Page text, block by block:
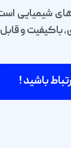
شیمیایی
و قابل
باشید !